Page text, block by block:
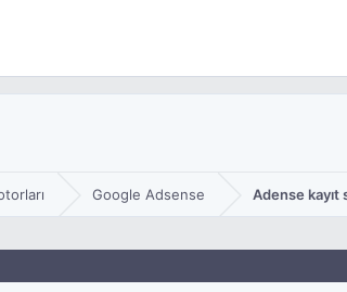
Google Adsense Adense kayıt